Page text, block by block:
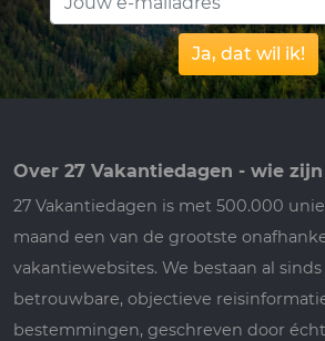
Ja, dat wil ik!
Over 27 Vakantiedagen - wie
27 Vakantiedagen is met 500.000
maand een van de grootste
vakantiewebsites. We bestaan al
betrouwbare, objectieve
bestemmingen, geschreven door